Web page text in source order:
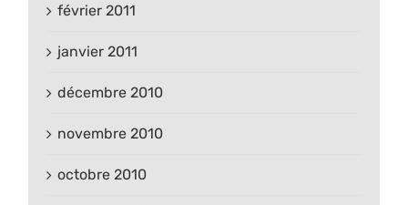
février 2011
janvier 2011
décembre 2010
novembre 2010
octobre 2010